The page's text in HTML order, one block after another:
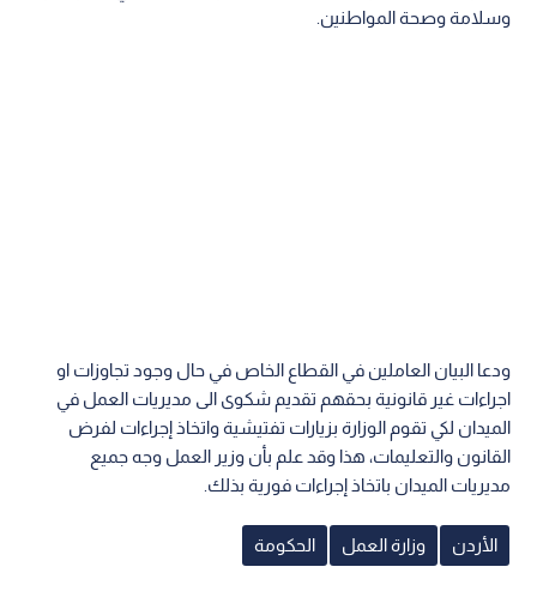
وسلامة وصحة المواطنين.
ودعا البيان العاملين في القطاع الخاص في حال وجود تجاوزات او
اجراءات غير قانونية بحقهم تقديم شكوى الى مديريات العمل في
الميدان لكي تقوم الوزارة بزيارات تفتيشية واتخاذ إجراءات لفرض
القانون والتعليمات، هذا وقد علم بأن وزير العمل وجه جميع
مديريات الميدان باتخاذ إجراءات فورية بذلك.
الأردن وزارة العمل الحكومة